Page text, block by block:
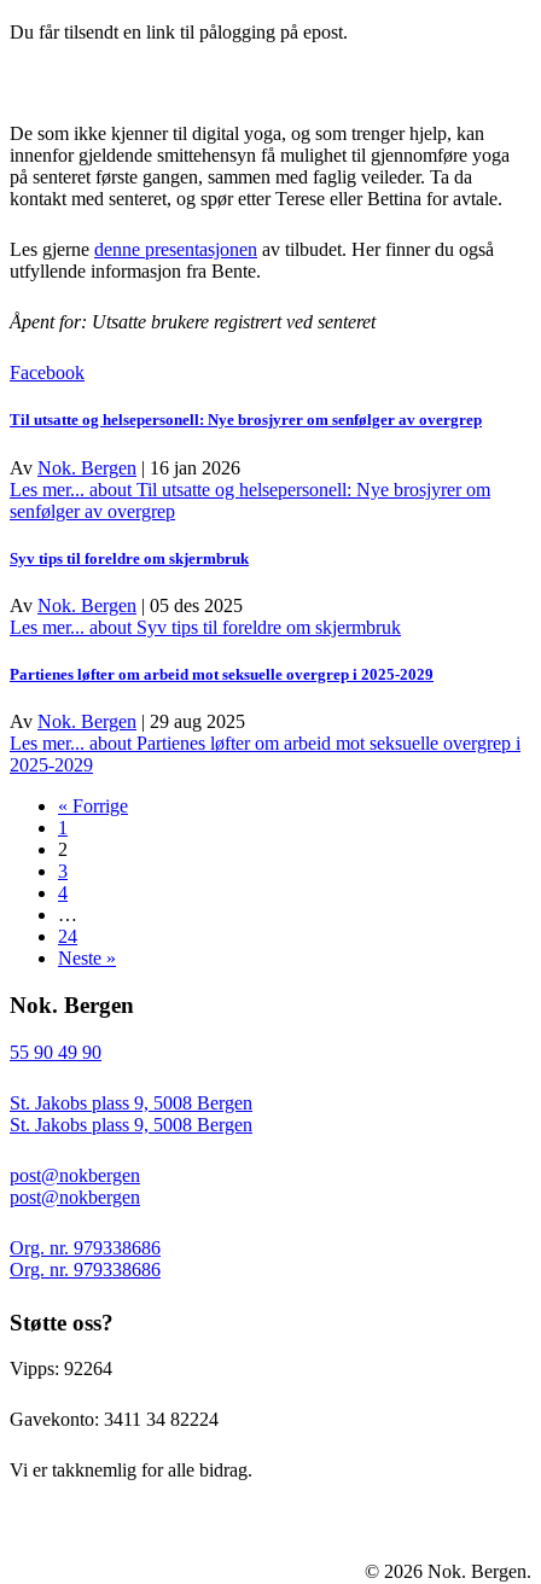
Du får tilsendt en link til pålogging på epost.
De som ikke kjenner til digital yoga, og som trenger hjelp, kan
innenfor gjeldende smittehensyn få mulighet til gjennomføre yoga
på senteret første gangen, sammen med faglig veileder. Ta da
kontakt med senteret, og spør etter Terese eller Bettina for avtale.
Les gjerne denne presentasjonen av tilbudet. Her finner du også
utfyllende informasjon fra Bente.
Åpent for: Utsatte brukere registrert ved senteret
Facebook
Til utsatte og helsepersonell: Nye brosjyrer om senfølger av overgrep
Av Nok. Bergen | 16 jan 2026
Les mer... about Til utsatte og helsepersonell: Nye brosjyrer om
senfølger av overgrep
Syv tips til foreldre om skjermbruk
Av Nok. Bergen | 05 des 2025
Les mer... about Syv tips til foreldre om skjermbruk
Partienes løfter om arbeid mot seksuelle overgrep i 2025-2029
Av Nok. Bergen | 29 aug 2025
Les mer... about Partienes løfter om arbeid mot seksuelle overgrep i
2025-2029
« Forrige
1
2
3
4
…
24
Neste »
Nok. Bergen
55 90 49 90
St. Jakobs plass 9, 5008 Bergen
St. Jakobs plass 9, 5008 Bergen
post@nokbergen
post@nokbergen
Org. nr. 979338686
Org. nr. 979338686
Støtte oss?
Vipps: 92264
Gavekonto: 3411 34 82224
Vi er takknemlig for alle bidrag.
© 2026 Nok. Bergen.